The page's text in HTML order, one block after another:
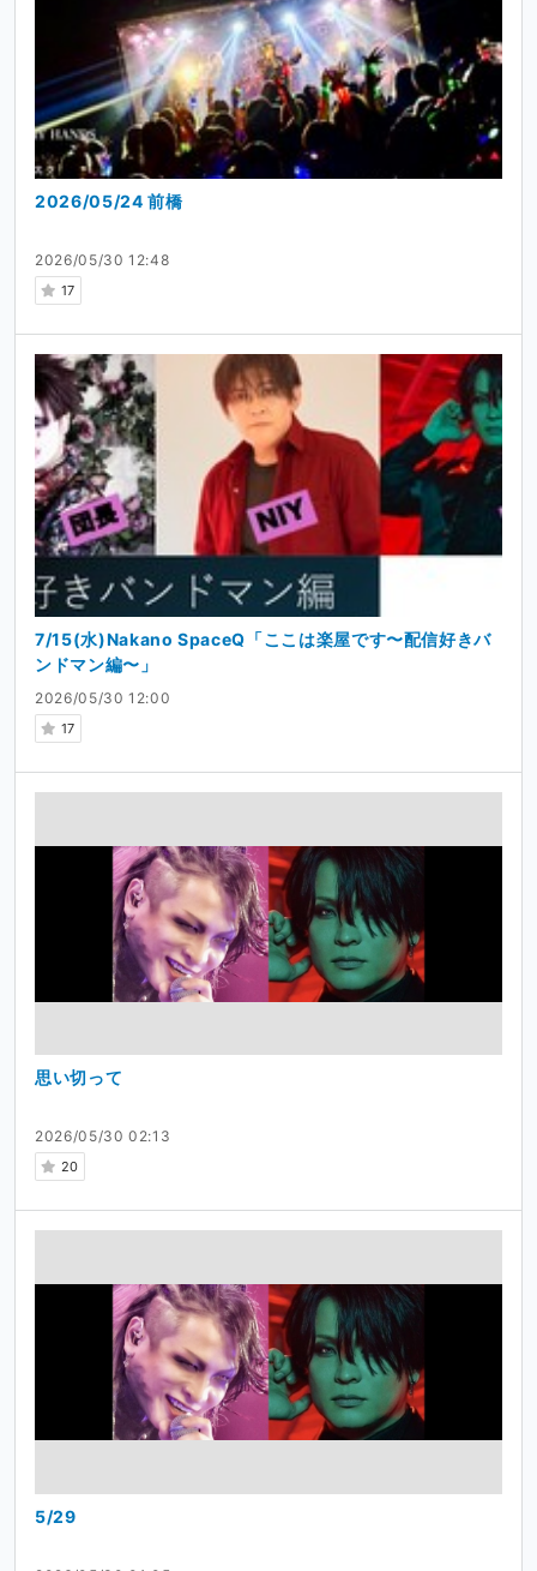
2026/05/30 12:48
17
2026/05/24 前橋
2026/05/30 12:00
17
7/15(水)Nakano SpaceQ「ここは楽屋です〜配信好きバ
ンドマン編〜」
2026/05/30 02:13
20
思い切って
5/29